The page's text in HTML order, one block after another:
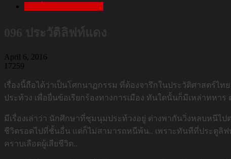
April 6, 2016
17259
เรื่องนี้ถือได้ว่าเป็นโศกนาฏกรรม ที่ต้องจารึกในประวัติศาสตร์ไ
ประท้วง เพื่อยื่นข้อเรียกร้องทางการเมือง ทันใดนั้นก็มีเหล่าทหา
มีเรื่องเล่าว่า นักศึกษาที่ชุมนุมประท้วงอยู่ ต่างพากันวิ่งหลบหนี
ชีวิตรอดไปที่ชั้นอื่น แต่ก็ไม่สามารถหนีพ้น.. เพราะทันทีที่ประตูลิ
คราบเลือดผู้เสียชีวิต..